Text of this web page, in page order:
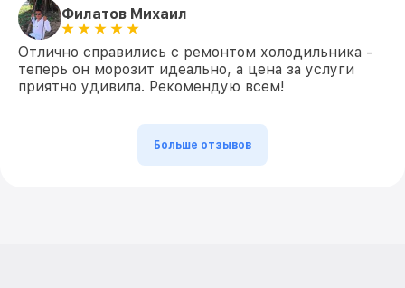
Филатов Михаил
Отлично справились с ремонтом холодильника -
теперь он морозит идеально, а цена за услуги
приятно удивила. Рекомендую всем!
Больше отзывов